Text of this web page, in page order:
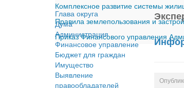
Комплексное развитие системы
Правила землепользования и
Приказ Финансового управления
Глава округа
Дума
Администрация
Финансовое управление
Бюджет для граждан
Имущество
Выявление
правообладателей